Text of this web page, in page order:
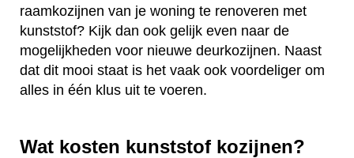
raamkozijnen van je woning te renoveren met
kunststof? Kijk dan ook gelijk even naar de
mogelijkheden voor nieuwe deurkozijnen. Naast
dat dit mooi staat is het vaak ook voordeliger om
alles in één klus uit te voeren.
Wat kosten kunststof kozijnen?